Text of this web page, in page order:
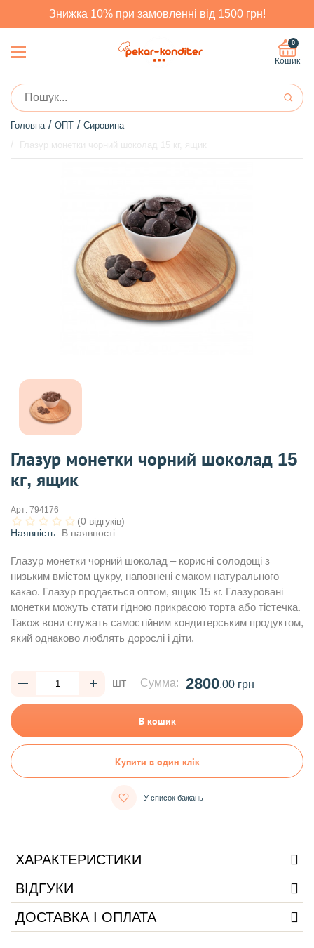
Знижка 10% при замовленні від 1500 грн!
0
Кошик
Головна ОПТ
Сировина
Глазур монетки чорний шоколад 15
кг, ящик
Арт: 794176
(0 відгуків)
Наявність: В наявності
Глазур монетки чорний шоколад – корисні солодощі з
низьким вмістом цукру, наповнені смаком натурального
какао. Глазур продається оптом, ящик 15 кг. Глазуровані
монетки можуть стати гідною прикрасою торта або тістечка.
Також вони служать самостійним кондитерським продуктом,
який однаково люблять дорослі і діти.
шт Сумма: 2800.00 грн
В кошик
Купити в один клік
У список бажань
ХАРАКТЕРИСТИКИ
ВІДГУКИ
ДОСТАВКА І ОПЛАТА